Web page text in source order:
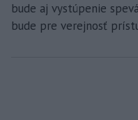
bude aj vystúpenie
bude pre verejnosť